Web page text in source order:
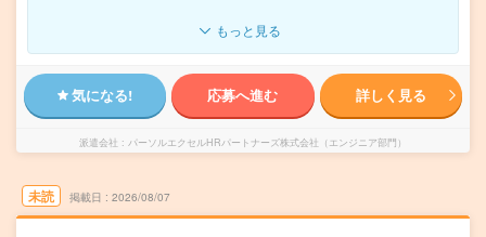
もっと見る
気になる! 応募へ進む 詳しく見る
派遣会社 パーソルエクセルHRパートナーズ株式会社（エンジニア部門）
未読 掲載日 2026/08/07